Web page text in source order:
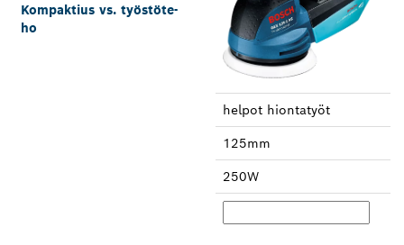
Kompak­tius vs. työstöte­
ho
helpot hionta­työt
125mm
250W